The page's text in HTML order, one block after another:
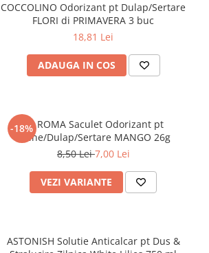
COCCOLINO Odorizant pt Dulap/Sertare
FLORI di PRIMAVERA 3 buc
18,81 Lei
ADAUGA IN COS
-18%LA ROMA Saculet Odorizant pt
Haine/Dulap/Sertare MANGO 26g
8,50 Lei7,00 Lei
VEZI VARIANTE
ASTONISH Solutie Anticalcar pt Dus &